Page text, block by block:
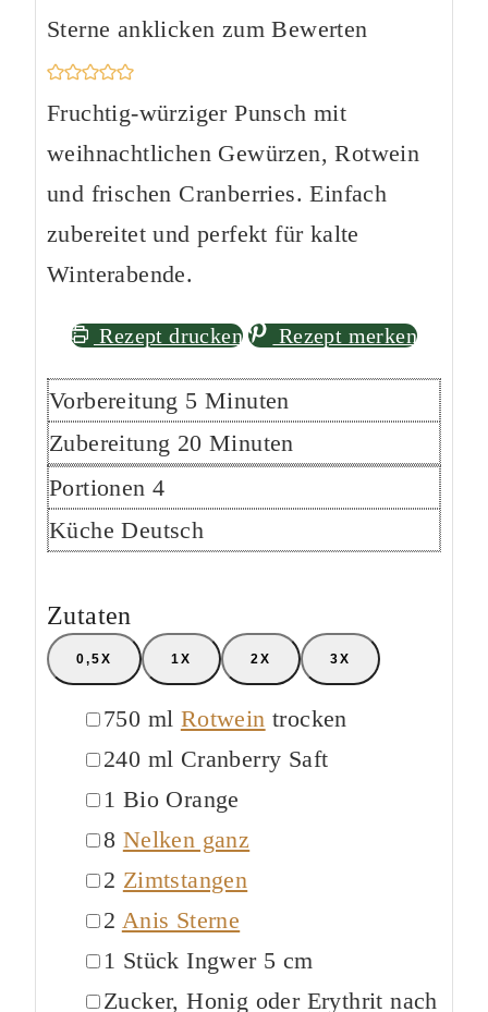
Sterne anklicken zum Bewerten
Fruchtig-würziger Punsch mit
weihnachtlichen Gewürzen, Rotwein
und frischen Cranberries. Einfach
zubereitet und perfekt für kalte
Winterabende.
Rezept drucken Rezept merken
Vorbereitung 5 Minuten
Minuten
Zubereitung 20Minuten
Minuten
Portionen4
KücheDeutsch
Zutaten
0,5X 1X 2X 3X
▢
750 ml Rotwein trocken
▢
240 ml Cranberry Saft
▢
1 Bio Orange
▢
8 Nelken ganz
▢
2 Zimtstangen
▢
2 Anis Sterne
▢
1 Stück Ingwer 5 cm
▢
Zucker, Honig oder Erythrit nach